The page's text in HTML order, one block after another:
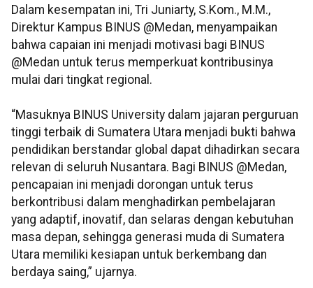
Dalam kesempatan ini, Tri Juniarty, S.Kom., M.M.,
Direktur Kampus BINUS @Medan, menyampaikan
bahwa capaian ini menjadi motivasi bagi BINUS
@Medan untuk terus memperkuat kontribusinya
mulai dari tingkat regional.
“Masuknya BINUS University dalam jajaran perguruan
tinggi terbaik di Sumatera Utara menjadi bukti bahwa
pendidikan berstandar global dapat dihadirkan secara
relevan di seluruh Nusantara. Bagi BINUS @Medan,
pencapaian ini menjadi dorongan untuk terus
berkontribusi dalam menghadirkan pembelajaran
yang adaptif, inovatif, dan selaras dengan kebutuhan
masa depan, sehingga generasi muda di Sumatera
Utara memiliki kesiapan untuk berkembang dan
berdaya saing,” ujarnya.